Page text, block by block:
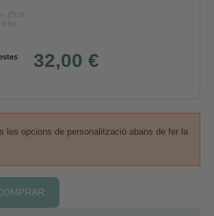
(Si hi
les
32,00 €
les opcions de personalització abans de fer la